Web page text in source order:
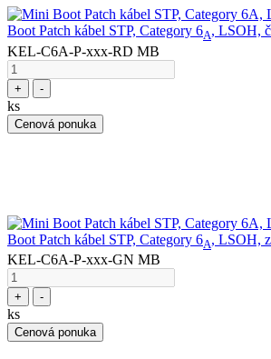
Boot Patch kábel STP, Category 6A, LSOH,
KEL-C6A-P-xxx-RD MB
+ -
ks
Cenová ponuka
Boot Patch kábel STP, Category 6A, LSOH,
KEL-C6A-P-xxx-GN MB
+ -
ks
Cenová ponuka